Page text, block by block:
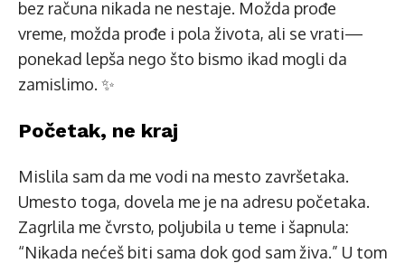
bez računa nikada ne nestaje. Možda prođe
vreme, možda prođe i pola života, ali se vrati—
ponekad lepša nego što bismo ikad mogli da
zamislimo. ✨
Početak, ne kraj
Mislila sam da me vodi na mesto završetaka.
Umesto toga, dovela me je na adresu početaka.
Zagrlila me čvrsto, poljubila u teme i šapnula:
“Nikada nećeš biti sama dok god sam živa.” U tom